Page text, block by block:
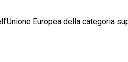
Europea della categoria